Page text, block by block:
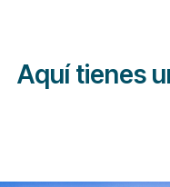
Aquí tienes